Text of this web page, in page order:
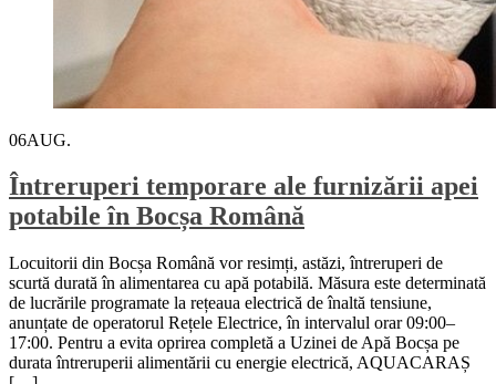
06AUG.
Întreruperi temporare ale furnizării apei
potabile în Bocșa Română
Locuitorii din Bocșa Română vor resimți, astăzi, întreruperi de
scurtă durată în alimentarea cu apă potabilă. Măsura este determinată
de lucrările programate la rețeaua electrică de înaltă tensiune,
anunțate de operatorul Rețele Electrice, în intervalul orar 09:00–
17:00. Pentru a evita oprirea completă a Uzinei de Apă Bocșa pe
durata întreruperii alimentării cu energie electrică, AQUACARAȘ